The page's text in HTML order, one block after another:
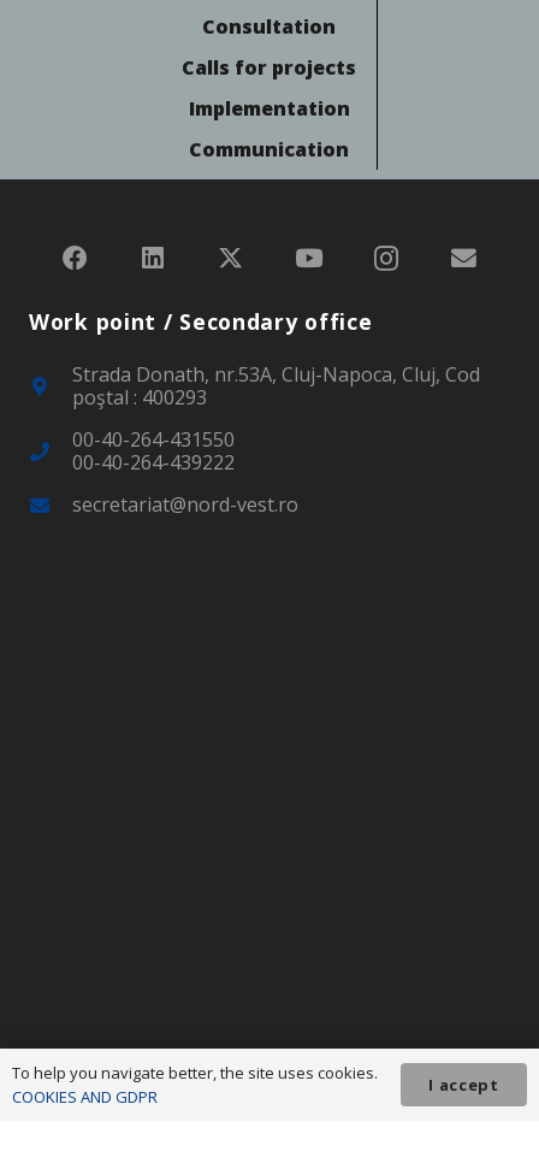
Consultation
Calls for projects
Implementation
Communication
Work point / Secondary office
Strada Donath, nr.53A, Cluj-Napoca, Cluj, Cod
poştal : 400293
00-40-264-431550
00-40-264-439222
secretariat@nord-vest.ro
To help you navigate better, the site uses cookies.
COOKIES AND GDPR
I accept